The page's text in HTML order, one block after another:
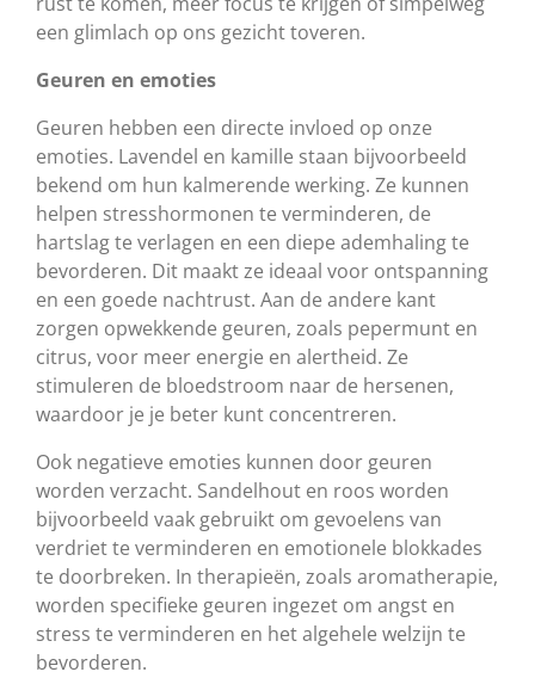
een glimlach op ons gezicht toveren.
Geuren en emoties
Geuren hebben een directe invloed op onze
emoties. Lavendel en kamille staan bijvoorbeeld
bekend om hun kalmerende werking. Ze kunnen
helpen stresshormonen te verminderen, de
hartslag te verlagen en een diepe ademhaling te
bevorderen. Dit maakt ze ideaal voor ontspanning
en een goede nachtrust. Aan de andere kant
zorgen opwekkende geuren, zoals pepermunt en
citrus, voor meer energie en alertheid. Ze
stimuleren de bloedstroom naar de hersenen,
waardoor je je beter kunt concentreren.
Ook negatieve emoties kunnen door geuren
worden verzacht. Sandelhout en roos worden
bijvoorbeeld vaak gebruikt om gevoelens van
verdriet te verminderen en emotionele blokkades
te doorbreken. In therapieën, zoals aromatherapie,
worden specifieke geuren ingezet om angst en
stress te verminderen en het algehele welzijn te
bevorderen.